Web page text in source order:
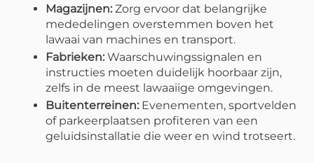
Magazijnen: Zorg ervoor dat belangrijke
mededelingen overstemmen boven het
lawaai van machines en transport.
Fabrieken: Waarschuwingssignalen en
instructies moeten duidelijk hoorbaar zijn,
zelfs in de meest lawaaiige omgevingen.
Buitenterreinen: Evenementen, sportvelden
of parkeerplaatsen profiteren van een
geluidsinstallatie die weer en wind trotseert.